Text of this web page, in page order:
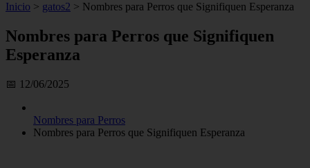
Inicio > gatos2 > Nombres para Perros que Signifiquen Esperanza
Nombres para Perros que Signifiquen
Esperanza
📅 12/06/2025
Nombres para Perros
Nombres para Perros que Signifiquen Esperanza